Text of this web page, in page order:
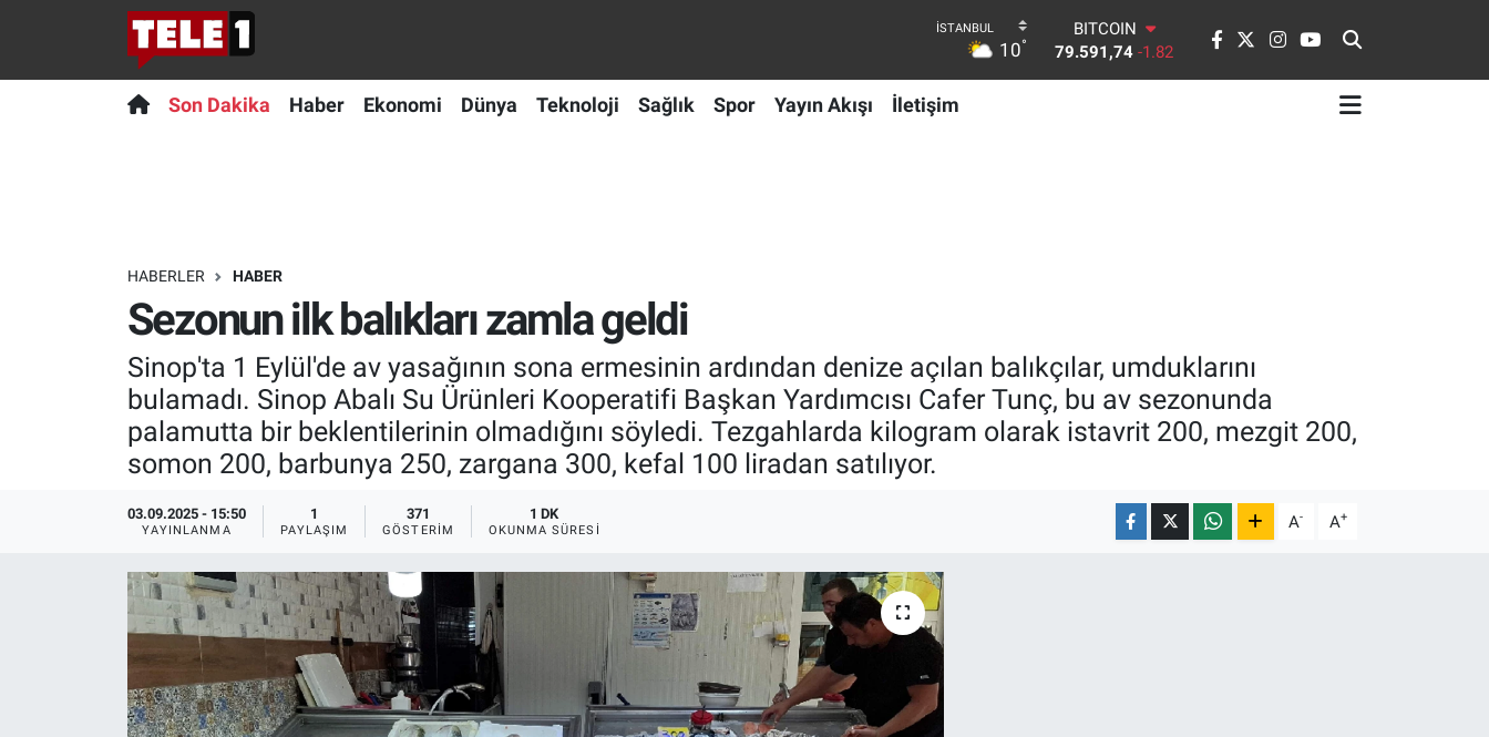
10°
BITCOIN
79.591,74 -1.82
DOLAR
Son Dakika Haber Ekonomi Dünya Teknoloji Sağlık Spor Yayın Akışı İletişim
HABERLER HABER
Sezonun ilk balıkları zamla geldi
Sinop'ta 1 Eylül'de av yasağının sona ermesinin ardından denize açılan balıkçılar, umduklarını
bulamadı. Sinop Abalı Su Ürünleri Kooperatifi Başkan Yardımcısı Cafer Tunç, bu av sezonunda
palamutta bir beklentilerinin olmadığını söyledi. Tezgahlarda kilogram olarak istavrit 200, mezgit 200,
somon 200, barbunya 250, zargana 300, kefal 100 liradan satılıyor.
03.09.2025 - 15:50
YAYINLANMA
1
PAYLAŞIM
371
GÖSTERIM
1 DK
OKUNMA SÜRESI A- A+
Anında Manşet
Bilim ve Teknoloji Evreni
Doğa Konuşuyor
Ege Saati
Ege'den Esintiler
Eğlence
Ekonomi
Son Dakika
Teknoloji
Yayın Akışı
Nöbetçi Eczaneler
Süper Lig Puan Durumu ve Fikstür
Tüm Manşetler
Son Dakika Haberleri
Haber Arşivi